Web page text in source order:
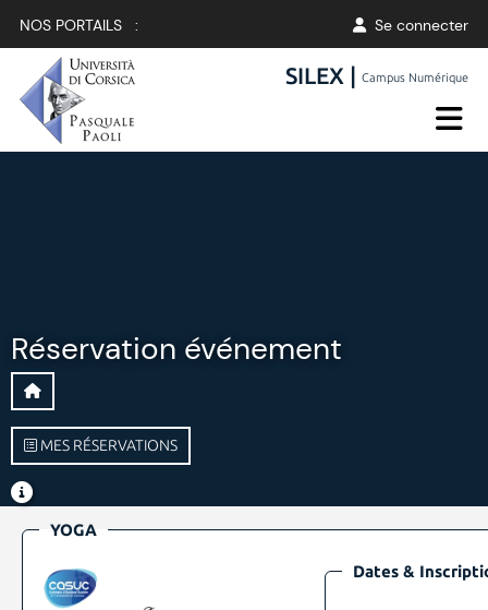
NOS PORTAILS : Se connecter
SILEX |Campus Numérique
Réservation événement
MES RÉSERVATIONS
YOGA
Dates &